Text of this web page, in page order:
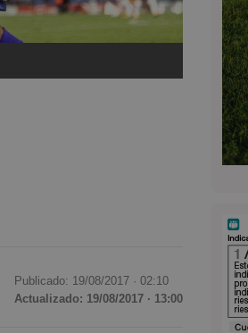
Publicado: 19/08/2017 · 02:10
Actualizado: 19/08/2017 · 13:00